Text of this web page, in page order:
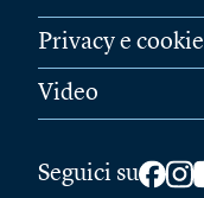
Privacy e cookie
Video
Seguici su